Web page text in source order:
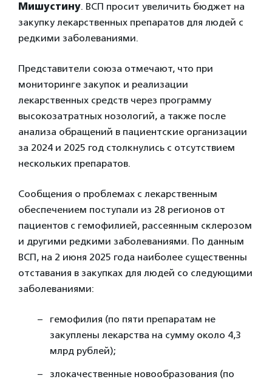
Мишустину. ВСП просит увеличить бюджет на
закупку лекарственных препаратов для людей с
редкими заболеваниями.
Представители союза отмечают, что при
мониторинге закупок и реализации
лекарственных средств через программу
высокозатратных нозологий, а также после
анализа обращений в пациентские организации
за 2024 и 2025 год столкнулись с отсутствием
нескольких препаратов.
Сообщения о проблемах с лекарственным
обеспечением поступали из 28 регионов от
пациентов с гемофилией, рассеянным склерозом
и другими редкими заболеваниями. По данным
ВСП, на 2 июня 2025 года наиболее существенны
отставания в закупках для людей со следующими
заболеваниями:
гемофилия (по пяти препаратам не
закуплены лекарства на сумму около 4,3
млрд рублей);
злокачественные новообразования (по